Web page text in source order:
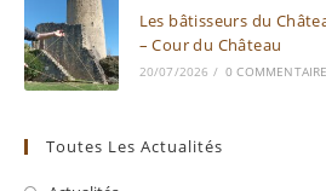
Les bâtisseurs du
– Cour du Château
20/07/2026 / 0 COMMENTAIRE
Toutes Les Actualités